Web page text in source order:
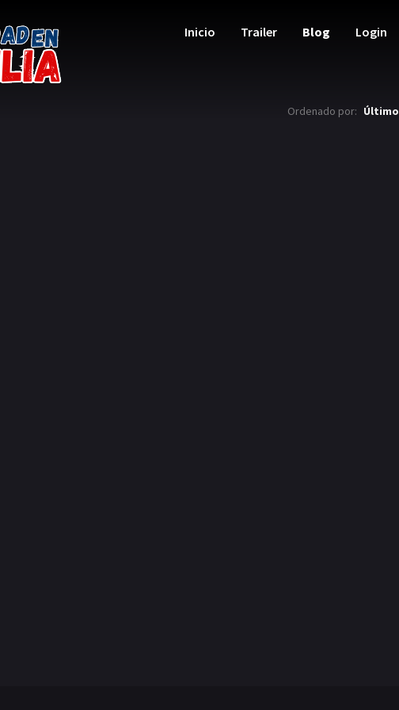
Inicio Trailer Blog Login
Ordenado por: Último